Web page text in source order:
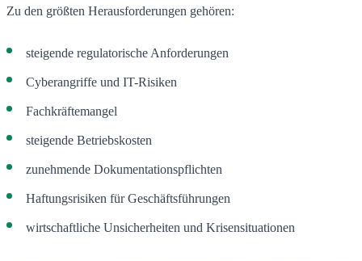
Zu den größten Herausforderungen gehören:
steigende regulatorische Anforderungen
Cyberangriffe und IT-Risiken
Fachkräftemangel
steigende Betriebskosten
zunehmende Dokumentationspflichten
Haftungsrisiken für Geschäftsführungen
wirtschaftliche Unsicherheiten und Krisensituationen